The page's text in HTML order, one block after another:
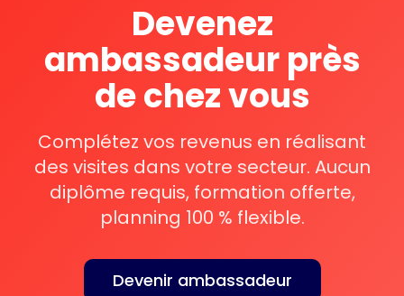
Devenez
ambassadeur près
de chez vous
Complétez vos revenus en réalisant
des visites dans votre secteur. Aucun
diplôme requis, formation offerte,
planning 100 % flexible.
Devenir ambassadeur